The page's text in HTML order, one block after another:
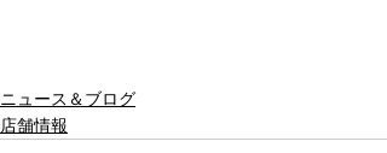
ニュース＆ブログ
店舗情報